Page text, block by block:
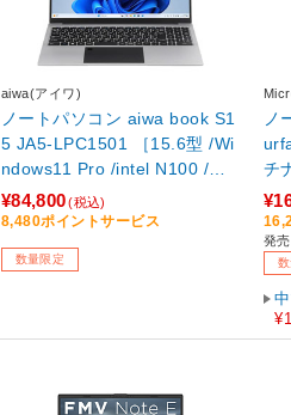
aiwa(アイワ)
ノートパソコン aiwa book S1
5 JA5-LPC1501 ［15.6型 /Wi
ndows11 Pro /intel N100 /メ
モリ：16GB /SSD：256GB /
日本語版キーボード /2025年7
月モデル］ 【sof001】
¥84,800(税込)
8,480ポイントサービス
数量限定
ノ
チ
発